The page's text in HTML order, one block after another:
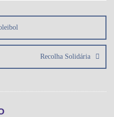
Recolha Solidária